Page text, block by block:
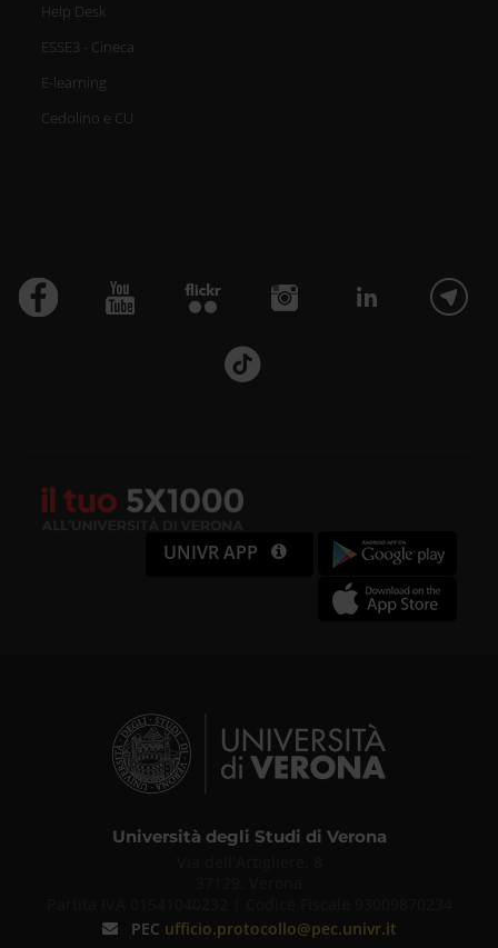
Help Desk
ESSE3 - Cineca
E-learning
Cedolino e CU
UNIVR APP
Università degli Studi di Verona
PEC ufficio.protocollo@pec.univr.it